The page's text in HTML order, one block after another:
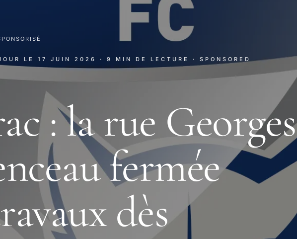
LE 17 JUIN 2026 · 9 MIN DE LECTURE · SPONSORED
: la rue Georges
fermée
dès